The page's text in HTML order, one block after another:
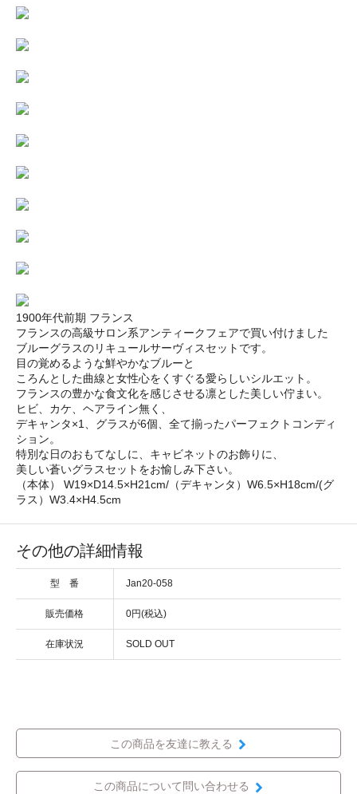
1900年代前期 フランス
フランスの高級サロン系アンティークフェアで買い付けました
ブルーグラスのリキュールサーヴィスセットです。
目の覚めるような鮮やかなブルーと
ころんとした曲線と女性心をくすぐる愛らしいシルエット。
フランスの豊かな食文化を感じさせる凛とした美しい佇まい。
ヒビ、カケ、ヘアライン無く、
デキャンタ×1、グラスが6個、全て揃ったパーフェクトコンディ
ション。
特別な日のおもてなしに、キャビネットのお飾りに、
美しい蒼いグラスセットをお愉しみ下さい。
（本体） W19×D14.5×H21cm/（デキャンタ）W6.5×H18cm/(グ
ラス）W3.4×H4.5cm
その他の詳細情報
型 番 Jan20-058
販売価格 0円(税込)
在庫状況 SOLD OUT
この商品を友達に教える
この商品について問い合わせる